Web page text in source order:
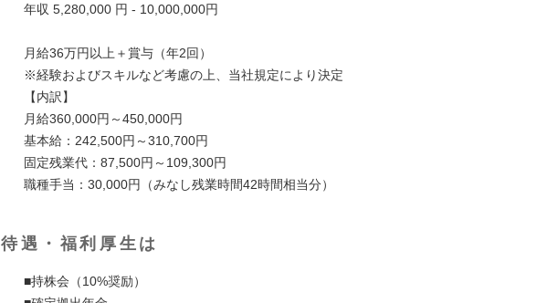
年収 5,280,000 円 - 10,000,000円
月給36万円以上＋賞与（年2回）
※経験およびスキルなど考慮の上、当社規定により決定
【内訳】
月給360,000円～450,000円
基本給：242,500円～310,700円
固定残業代：87,500円～109,300円
職種手当：30,000円（みなし残業時間42時間相当分）
待遇・福利厚生は
■持株会（10%奨励）